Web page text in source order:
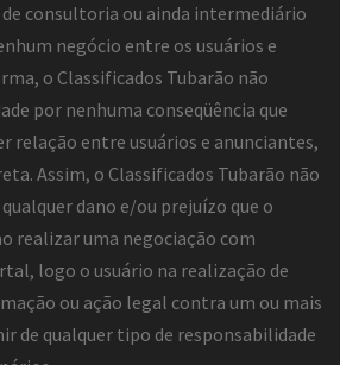
consultoria ou ainda intermediário
negócio entre os usuários e
o Classificados Tubarão não
por nenhuma conseqüência que
relação entre usuários e anunciantes,
Assim, o Classificados Tubarão não
dano e/ou prejuízo que o
realizar uma negociação com
logo o usuário na realização de
ou ação legal contra um ou mais
de qualquer tipo de responsabilidade